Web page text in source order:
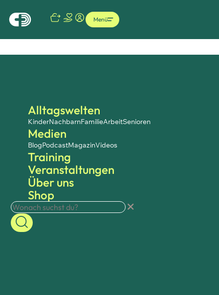
Alltagswelten
KinderNachbarnFamilieArbeitSenioren
Medien
BlogPodcastMagazinVideos
Training
Veranstaltungen
Über uns
Shop
Menü